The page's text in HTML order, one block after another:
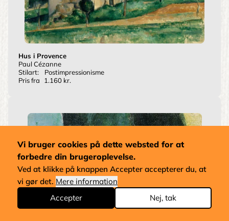
Hus i Provence
Paul Cézanne
Stilart:
Postimpressionisme
Pris fra
1.160 kr.
Vi bruger cookies på dette websted for at
forbedre din brugeroplevelse.
Ved at klikke på knappen Accepter accepterer du, at
vi gør det. Mere information
Accepter
Nej, tak